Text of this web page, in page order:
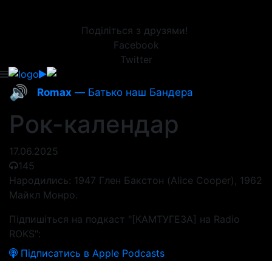
Поділіться з друзями!
Facebook
Twitter
🔊 Romax — Батько наш Бандера
Рок-календар
17.06.2025
145
Народились: 1947 Глен Бакстон (Alice Cooper), 1962
Майкл Монро.
Підпишіться на подкаст "[КАМТУГЕЗА] на Radio
ROKS":
Підписатись в Apple Podcasts